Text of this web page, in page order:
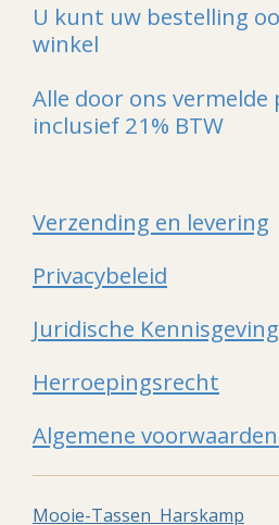
U kunt uw bestelling
winkel
Alle door ons vermelde
inclusief 21% BTW
Verzending en levering
Privacybeleid
Juridische Kennisgeving
Herroepingsrecht
Algemene voorwaarden
Mooie-Tassen Harskamp